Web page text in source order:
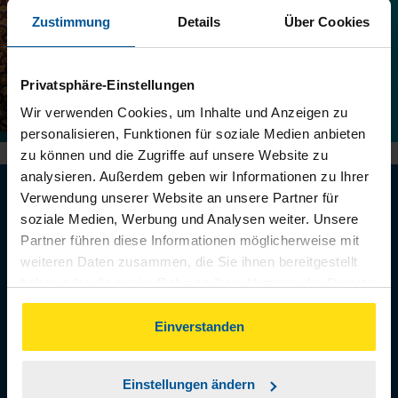
Zustimmung Details Über Cookies
Privatsphäre-Einstellungen
Wir verwenden Cookies, um Inhalte und Anzeigen zu
personalisieren, Funktionen für soziale Medien anbieten
zu können und die Zugriffe auf unsere Website zu
analysieren. Außerdem geben wir Informationen zu Ihrer
Verwendung unserer Website an unsere Partner für
soziale Medien, Werbung und Analysen weiter. Unsere
Partner führen diese Informationen möglicherweise mit
weiteren Daten zusammen, die Sie ihnen bereitgestellt
gesammelt haben. Indem Sie auf Einverstanden klicken,
können Sie der Verwendung von Cookies, gemäß
unserer
Einverstanden
Einstellungen ändern
15 Euro Prämie für jedes
von Ihnen geworbene
Freunden, Bekannten, Verwandten und